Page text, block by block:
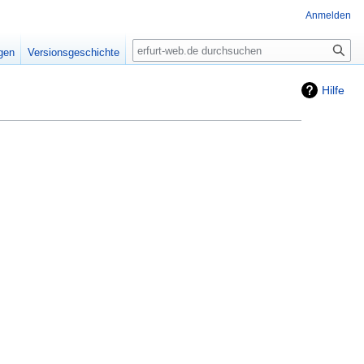
Hilfe
Anmelden
Versionsgeschichte Suche